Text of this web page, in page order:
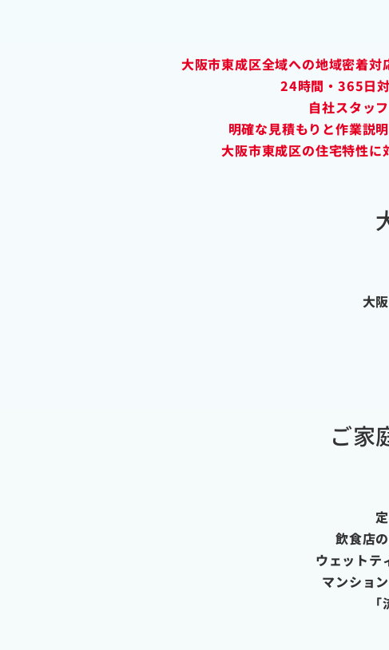
大阪市東成区全域への地域密着対
24時間・365日
自社スタッ
明確な見積もりと作業説明
大阪市東成区の住宅特性に
大
ご家
飲食店
ウェットテ
マンショ